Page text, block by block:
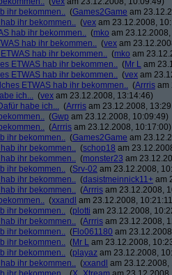
ihr bekommen.. (Games2Game am
ihr bekommen.. (vex am 23.12.2008,
hab ihr bekommen.. (mko am
hab ihr bekommen.. (vex am
hab ihr bekommen.. (mko am
ETWAS hab ihr bekommen.. (Mr L am
ETWAS hab ihr bekommen.. (vex am
ETWAS hab ihr bekommen.. (Arrris am
ich... (vex am 23.12.2008, 13:14:46)
habe ich... (Arrris am 23.12.2008,
(Gwp am 23.12.2008, 10:09:49)
(Arrris am 23.12.2008, 10:17:00)
ihr bekommen.. (Games2Game am
ihr bekommen.. (schop18 am
ihr bekommen.. (monster23 am
ihr bekommen.. (Srv-02 am 23.12.2008,
ihr bekommen.. (dasistmeinnick11+ am
ihr bekommen.. (Arrris am 23.12.2008,
(xxandl am 23.12.2008,
ihr bekommen.. (plotti am 23.12.2008,
ihr bekommen.. (Arrris am 23.12.2008,
ihr bekommen.. (Flo061180 am
ihr bekommen.. (Mr L am 23.12.2008,
ihr bekommen.. (playaz am 23.12.2008,
ihr bekommen.. (xxandl am 23.12.2008,